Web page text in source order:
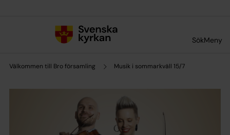
SökMeny
Välkommen till Bro församling Musik i sommarkväll 15/7